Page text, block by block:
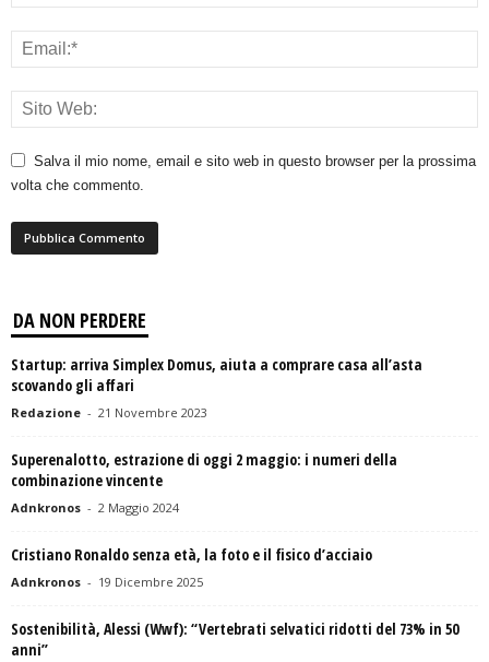
Salva il mio nome, email e sito web in questo browser per la prossima
volta che commento.
DA NON PERDERE
Startup: arriva Simplex Domus, aiuta a comprare casa all’asta
scovando gli affari
Redazione - 21 Novembre 2023
Superenalotto, estrazione di oggi 2 maggio: i numeri della
combinazione vincente
Adnkronos - 2 Maggio 2024
Cristiano Ronaldo senza età, la foto e il fisico d’acciaio
Adnkronos - 19 Dicembre 2025
Sostenibilità, Alessi (Wwf): “Vertebrati selvatici ridotti del 73% in 50
anni”